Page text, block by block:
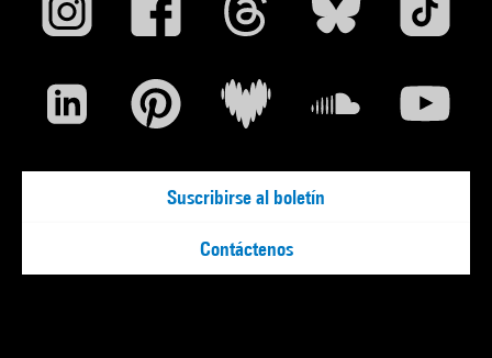
Suscribirse al boletín
Contáctenos